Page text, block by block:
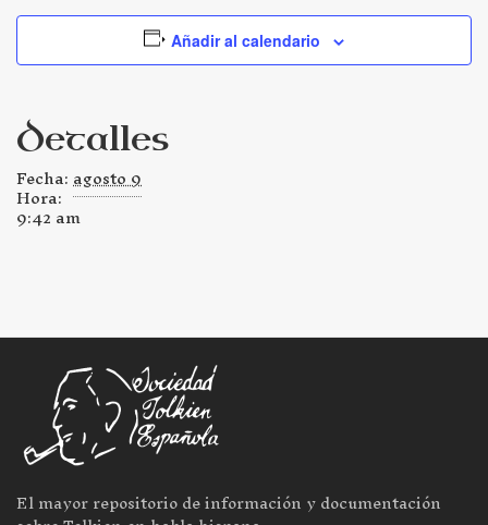
Añadir al calendario
Detalles
Fecha:agosto 9
Hora:
9:42 am
El mayor repositorio de información y documentación